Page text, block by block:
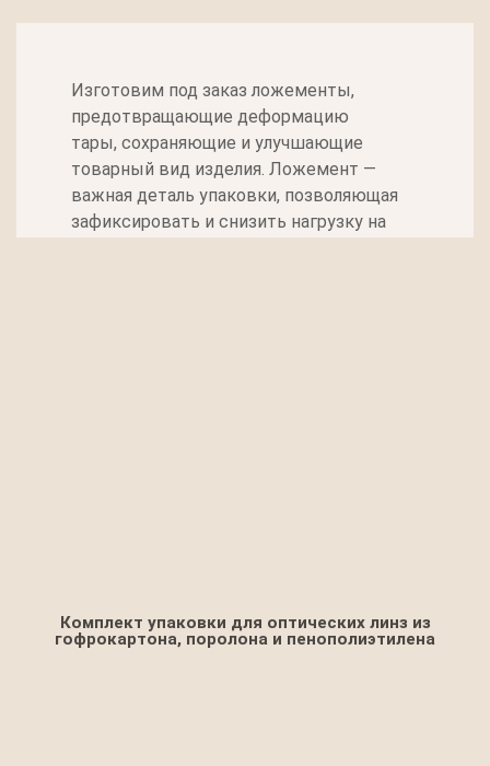
Изготовим под заказ ложементы,
предотвращающие деформацию
тары, сохраняющие и улучшающие
товарный вид изделия. Ложемент —
важная деталь упаковки, позволяющая
зафиксировать и снизить нагрузку на
Комплект упаковки для оптических линз из
гофрокартона, поролона и пенополиэтилена